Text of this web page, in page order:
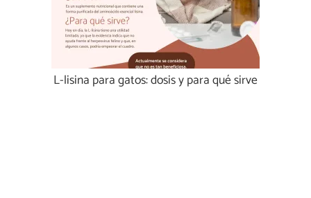
L-lisina para gatos: dosis y para qué sirve